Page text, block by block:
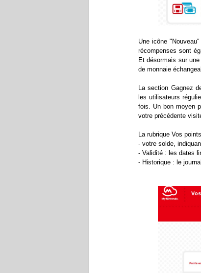
Une icône
récompenses sont
Et désormais sur
de monnaie
La section Gagnez
les utilisateurs
fois. Un bon moyen
votre précédente
La rubrique Vos
- votre solde,
- Validité : les dates
- Historique : le